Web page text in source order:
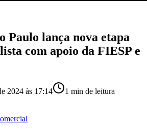
Paulo lança nova etapa
com apoio da FIESP e
2024 às 17:14 1 min de leitura